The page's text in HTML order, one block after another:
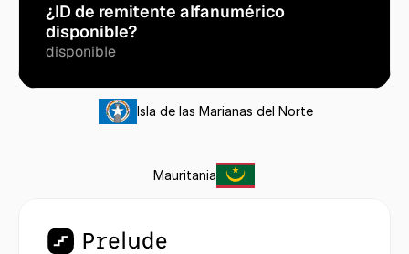
¿ID de remitente alfanumérico
disponible?
disponible
Isla de las Marianas del Norte
Mauritania